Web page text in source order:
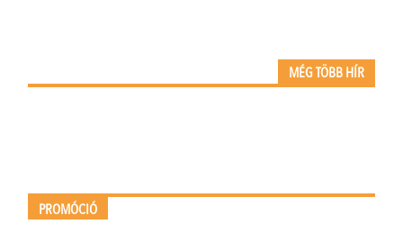
MÉG TÖBB HÍR
PROMÓCIÓ